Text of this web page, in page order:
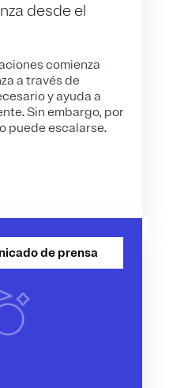
desde el
comienza
a través de
y ayuda a
Sin embargo, por
puede escalarse.
de prensa